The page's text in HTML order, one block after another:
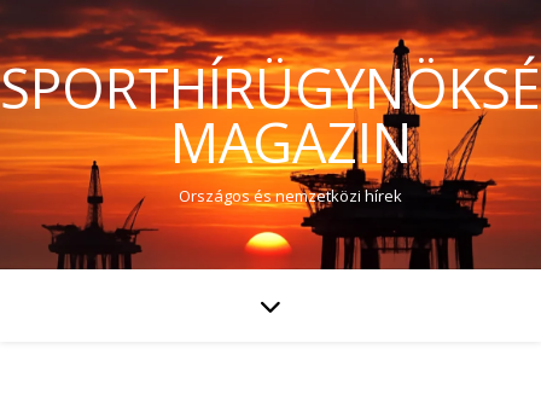
MAGAZIN
Országos és nemzetközi hírek